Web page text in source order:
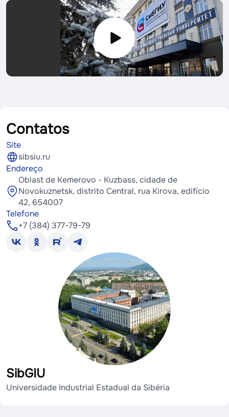
Contatos
Site
sibsiu.ru
Endereço
Oblast de Kemerovo - Kuzbass, cidade de
Novokuznetsk, distrito Central, rua Kirova, edifício
42, 654007
Telefone
+7 (384) 377-79-79
SibGIU
Universidade Industrial Estadual da Sibéria